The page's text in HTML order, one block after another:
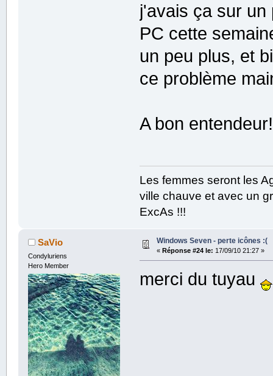
j'avais ça sur un
PC cette
un peu plus, et
ce problème
A bon entendeur!
Les femmes seront les
ville chauve et avec un
ExcAs !!!
SaVio
Condyluriens
Hero Member
Windows Seven - perte icônes :(
« Réponse #24 le: 17/09/10 21:27 »
merci du tuyau